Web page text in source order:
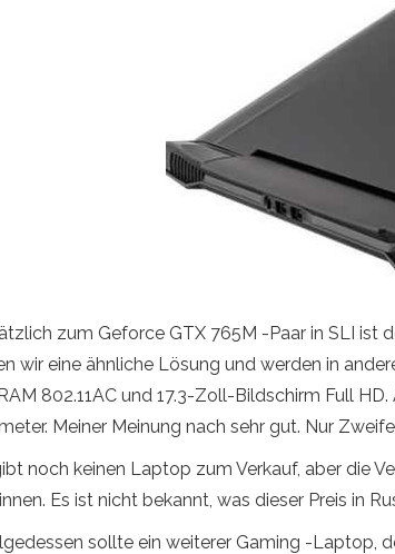
zum Geforce GTX 765M -Paar in SLI ist
wir eine ähnliche Lösung und werden in
802.11AC und 17.3-Zoll-Bildschirm Full
Meiner Meinung nach sehr gut. Nur
noch keinen Laptop zum Verkauf, aber die
Es ist nicht bekannt, was dieser Preis in
sollte ein weiterer Gaming -Laptop,